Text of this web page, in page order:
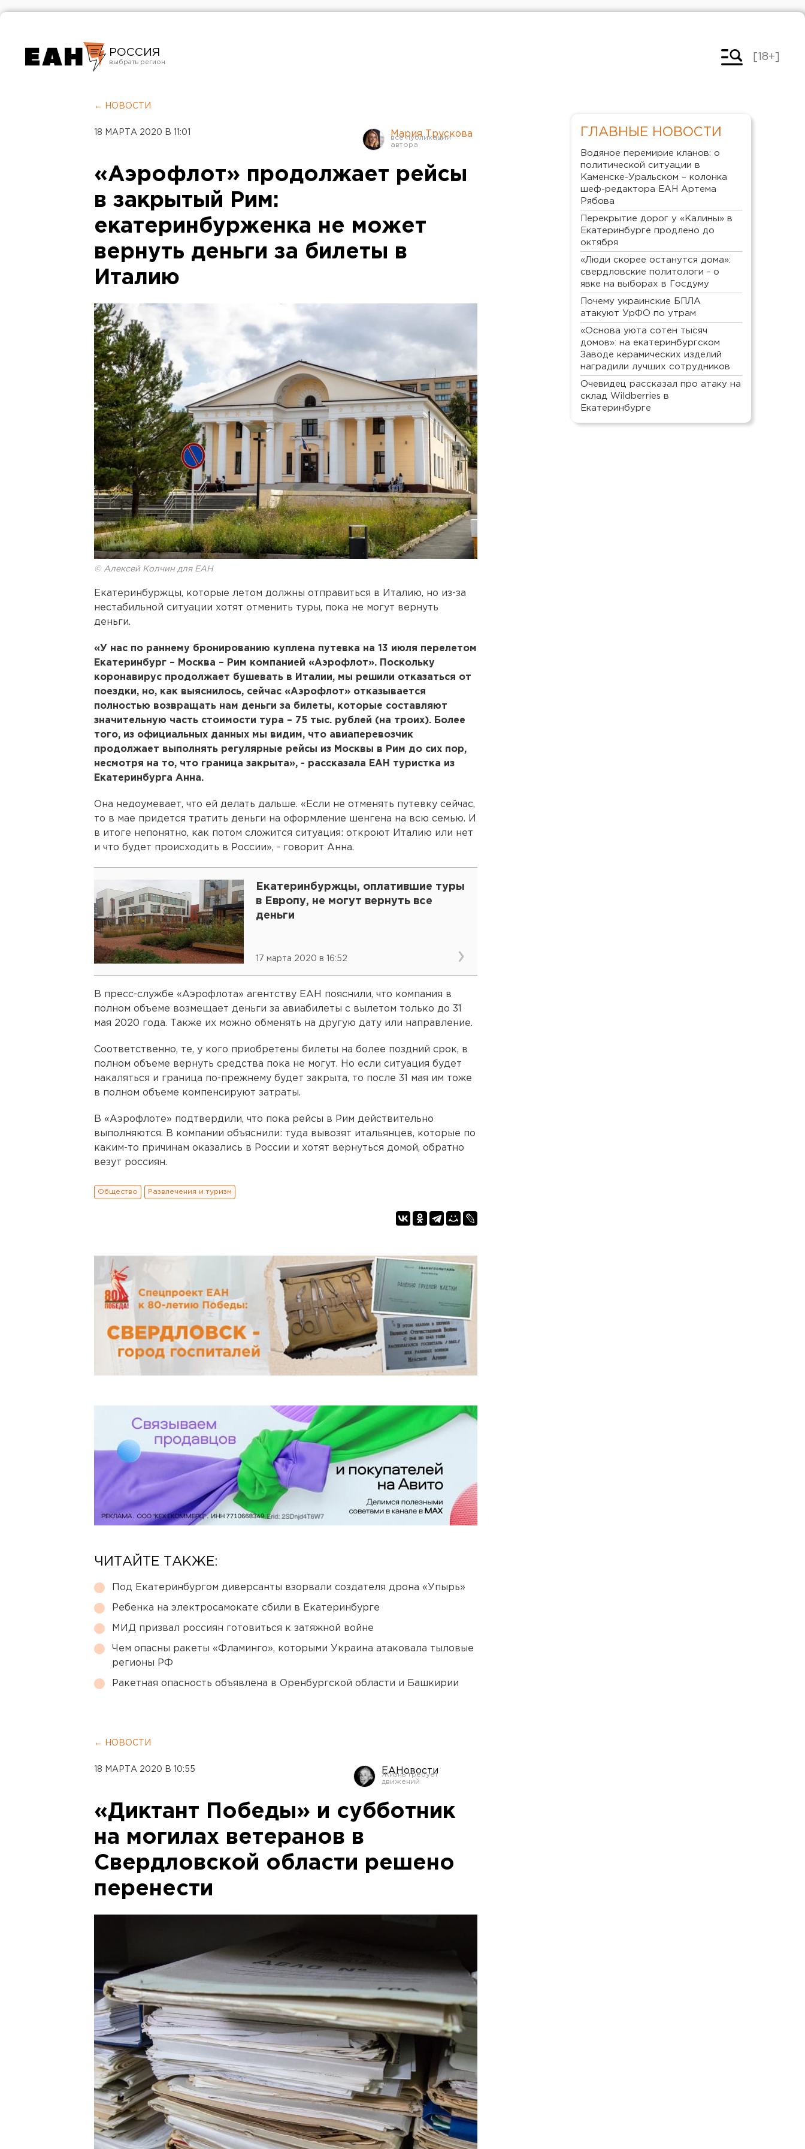
РОССИЯ
Челябинск
[18+]
← НОВОСТИ
18 МАРТА 2020 В 11:01 Мария Трускова
«Аэрофлот» продолжает рейсы
в закрытый Рим:
екатеринбурженка не может
вернуть деньги за билеты в
Италию
© Алексей Колчин для ЕАН
Екатеринбуржцы, которые летом должны отправиться в Италию, но из-за
нестабильной ситуации хотят отменить туры, пока не могут вернуть
деньги.
«У нас по раннему бронированию куплена путевка на 13 июля перелетом
Екатеринбург – Москва – Рим компанией «Аэрофлот». Поскольку
коронавирус продолжает бушевать в Италии, мы решили отказаться от
поездки, но, как выяснилось, сейчас «Аэрофлот» отказывается
полностью возвращать нам деньги за билеты, которые составляют
значительную часть стоимости тура – 75 тыс. рублей (на троих). Более
того, из официальных данных мы видим, что авиаперевозчик
продолжает выполнять регулярные рейсы из Москвы в Рим до сих пор,
несмотря на то, что граница закрыта», - рассказала ЕАН туристка из
Екатеринбурга Анна.
Она недоумевает, что ей делать дальше. «Если не отменять путевку сейчас,
то в мае придется тратить деньги на оформление шенгена на всю семью. И
в итоге непонятно, как потом сложится ситуация: откроют Италию или нет
и что будет происходить в России», - говорит Анна.
Екатеринбуржцы, оплатившие туры
в Европу, не могут вернуть все
деньги
17 марта 2020 в 16:52
В пресс-службе «Аэрофлота» агентству ЕАН пояснили, что компания в
полном объеме возмещает деньги за авиабилеты с вылетом только до 31
мая 2020 года. Также их можно обменять на другую дату или направление.
Соответственно, те, у кого приобретены билеты на более поздний срок, в
полном объеме вернуть средства пока не могут. Но если ситуация будет
накаляться и граница по-прежнему будет закрыта, то после 31 мая им тоже
в полном объеме компенсируют затраты.
В «Аэрофлоте» подтвердили, что пока рейсы в Рим действительно
выполняются. В компании объяснили: туда вывозят итальянцев, которые по
каким-то причинам оказались в России и хотят вернуться домой, обратно
везут россиян.
Общество Развлечения и туризм
ЧИТАЙТЕ ТАКЖЕ:
Под Екатеринбургом диверсанты взорвали создателя дрона «Упырь»
Ребенка на электросамокате сбили в Екатеринбурге
МИД призвал россиян готовиться к затяжной войне
Чем опасны ракеты «Фламинго», которыми Украина атаковала тыловые
регионы РФ
Ракетная опасность объявлена в Оренбургской области и Башкирии
← НОВОСТИ
18 МАРТА 2020 В 10:55 ЕАНовости
«Диктант Победы» и субботник
на могилах ветеранов в
Свердловской области решено
перенести
ГЛАВНЫЕ НОВОСТИ
Водяное перемирие кланов: о
политической ситуации в
Каменске-Уральском – колонка
шеф-редактора ЕАН Артема
Рябова
Перекрытие дорог у «Калины» в
Екатеринбурге продлено до
октября
«Люди скорее останутся дома»:
свердловские политологи - о
явке на выборах в Госдуму
Почему украинские БПЛА
атакуют УрФО по утрам
«Основа уюта сотен тысяч
домов»: на екатеринбургском
Заводе керамических изделий
наградили лучших сотрудников
Очевидец рассказал про атаку на
склад Wildberries в
Екатеринбурге